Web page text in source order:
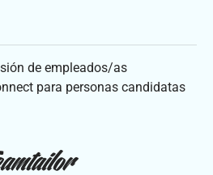
de empleados/as
para personas candidatas